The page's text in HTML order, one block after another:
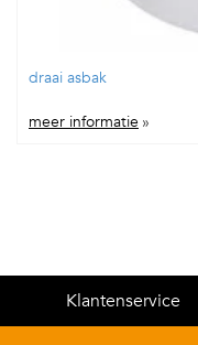
draai asbak
meer informatie »
Klantenservice